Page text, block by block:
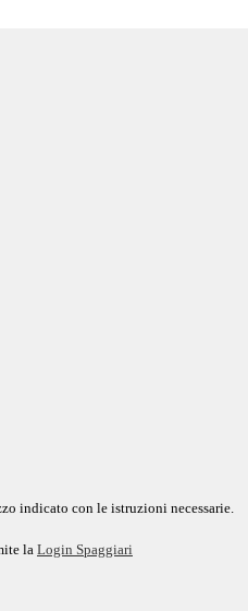
indicato con le istruzioni necessarie.
la Login Spaggiari